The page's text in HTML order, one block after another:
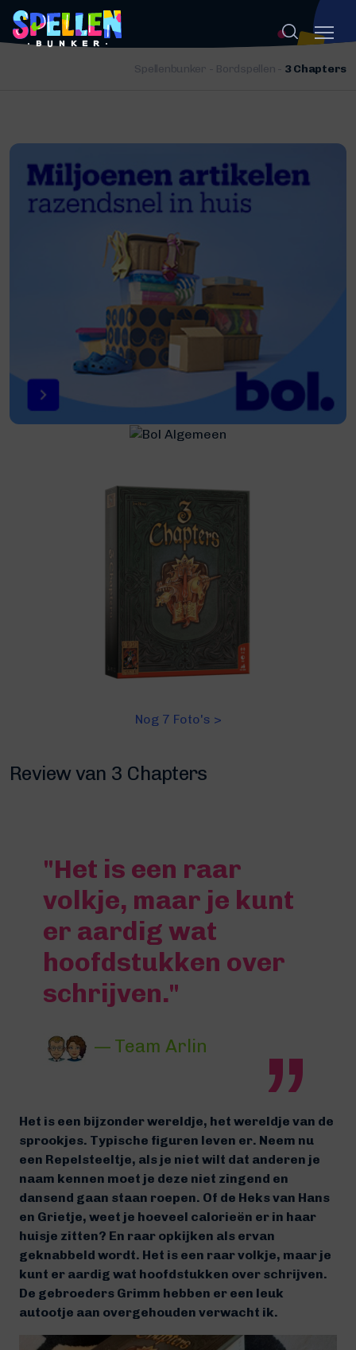
Spellenbunker - Bordspellen - 3 Chapters
Nog 7 Foto's >
Review van 3 Chapters
"Het is een raar
volkje, maar je kunt
er aardig wat
hoofdstukken over
schrijven."
— Team Arlin
Het is een bijzonder wereldje, het wereldje van de
sprookjes. Typische figuren leven er. Neem nu
een Repelsteeltje, als je niet wilt dat anderen je
naam kennen moet je deze niet zingend en
dansend gaan staan roepen. Of de Heks van Hans
en Grietje, weet je hoeveel calorieën er in haar
huisje zitten? En raar opkijken als ervan
geknabbeld wordt. Het is een raar volkje, maar je
kunt er aardig wat hoofdstukken over schrijven.
De gebroeders Grimm hebben er een leuk
autootje aan overgehouden verwacht ik.